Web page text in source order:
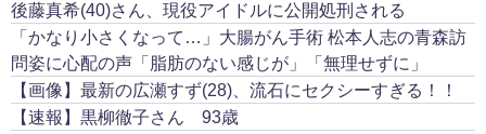
後藤真希(40)さん、現役アイドルに公開処刑される
「かなり小さくなって…」大腸がん手術 松本人志の青森訪
問姿に心配の声「脂肪のない感じが」「無理せずに」
【画像】最新の広瀬すず(28)、流石にセクシーすぎる！！
【速報】黒柳徹子さん 93歳